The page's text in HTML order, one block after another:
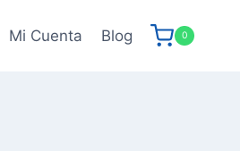
Mi Cuenta Blog 0